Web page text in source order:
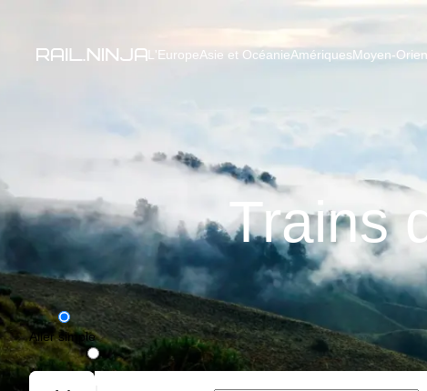
L'EuropeAsie et OcéanieAmériquesMoyen-
Trains
Aller simple
Aller-retour